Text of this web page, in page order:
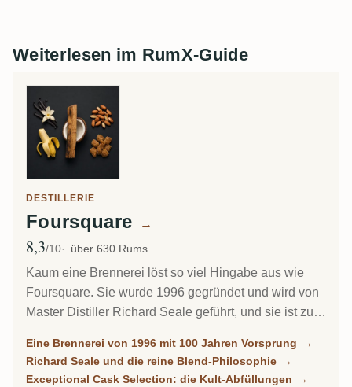
Weiterlesen im RumX-Guide
DESTILLERIE
Foursquare →
Ø Bewertung
8,3/10 über 630 Rums
Kaum eine Brennerei löst so viel Hingabe aus wie
Foursquare. Sie wurde 1996 gegründet und wird von
Master Distiller Richard Seale geführt, und sie ist zum
Produzenten der Moderne geworden. Die fassstarken
Exceptional-Cask-Selection-Abfüllungen sind binnen
Eine Brennerei von 1996 mit 100 Jahren Vorsprung →
Richard Seale und die reine Blend-Philosophie →
Exceptional Cask Selection: die Kult-Abfüllungen →